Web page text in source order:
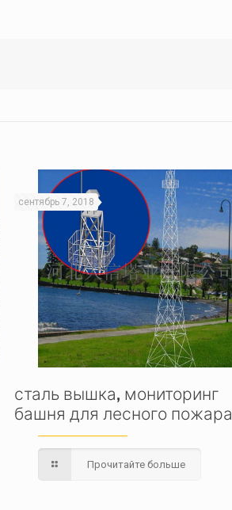
сентябрь 7, 2018
сталь вышка, мониторинг
башня для лесного пожара
Прочитайте больше